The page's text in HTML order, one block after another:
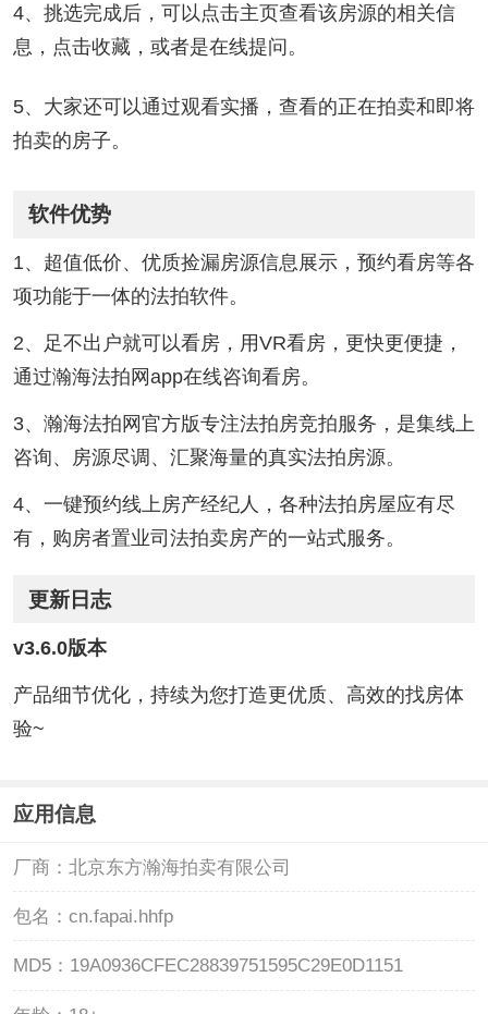
4、挑选完成后，可以点击主页查看该房源的相关信
息，点击收藏，或者是在线提问。
5、大家还可以通过观看实播，查看的正在拍卖和即将
拍卖的房子。
软件优势
1、超值低价、优质捡漏房源信息展示，预约看房等各
项功能于一体的法拍软件。
2、足不出户就可以看房，用VR看房，更快更便捷，
通过瀚海法拍网app在线咨询看房。
3、瀚海法拍网官方版专注法拍房竞拍服务，是集线上
咨询、房源尽调、汇聚海量的真实法拍房源。
4、一键预约线上房产经纪人，各种法拍房屋应有尽
有，购房者置业司法拍卖房产的一站式服务。
更新日志
v3.6.0版本
产品细节优化，持续为您打造更优质、高效的找房体
验~
应用信息
厂商： 北京东方瀚海拍卖有限公司
包名： cn.fapai.hhfp
MD5： 19A0936CFEC28839751595C29E0D1151